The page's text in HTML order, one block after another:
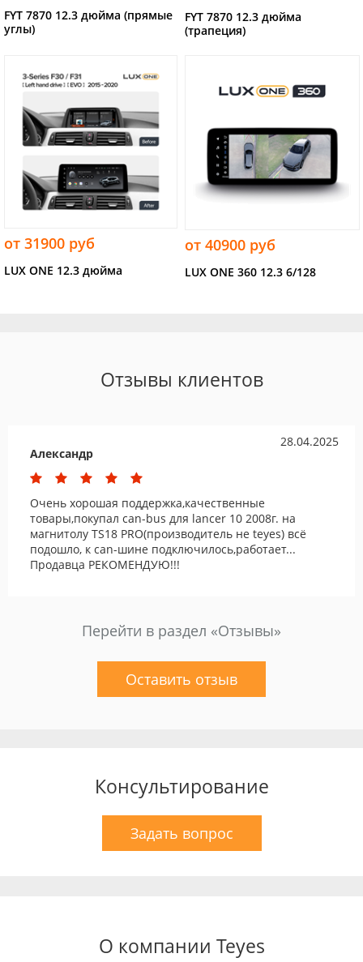
FYT 7870 12.3 дюйма (прямые
углы)
FYT 7870 12.3 дюйма
(трапеция)
от 31900 руб
LUX ONE 12.3 дюйма
от 40900 руб
LUX ONE 360 12.3 6/128
Отзывы клиентов
28.04.2025
Александр
Очень хорошая поддержка,качественные
товары,покупал can-bus для lancer 10 2008г. на
магнитолу TS18 PRO(производитель не teyes) всё
подошло, к can-шине подключилось,работает...
Продавца РЕКОМЕНДУЮ!!!
Перейти в раздел «Отзывы»
Оставить отзыв
Консультирование
Задать вопрос
О компании Teyes